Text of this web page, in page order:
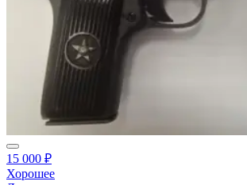
15 000 ₽
Хорошее